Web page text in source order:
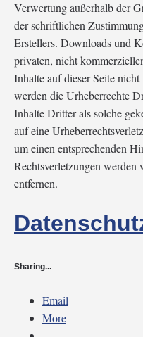
Verwertung außerhalb der
der schriftlichen
Erstellers. Downloads und
privaten, nicht
Inhalte auf dieser Seite
werden die Urheberrechte
Inhalte Dritter als solche
auf eine
um einen entsprechenden
Rechtsverletzungen
entfernen.
Sharing...
Email
More